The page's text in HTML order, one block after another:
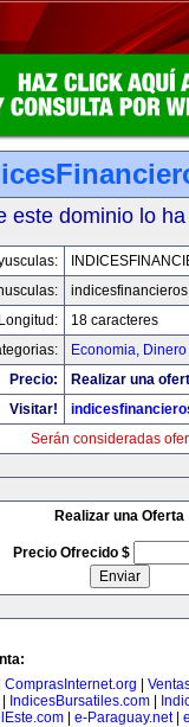
este dominio lo
Longitud:
18 caracteres
Economia,
Precio:
Realizar una
Visitar!
Serán consideradas
Realizar una Oferta
Precio Ofrecido $
ComprasInternet.org
IndicesBursatiles.com|
| e-Paraguay.net|